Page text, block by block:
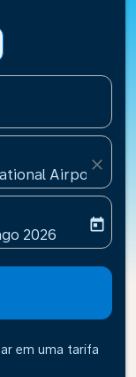
close
labelreturn-date-
2026
today
em uma tarifa